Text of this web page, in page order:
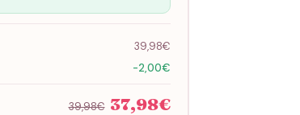
39,98€
-2,00€
39,98€ 37,98€